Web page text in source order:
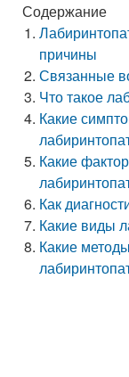
Содержание
причины
Связанные
Что такое
Какие
Какие
Как
Какие виды
Какие